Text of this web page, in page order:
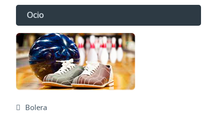
Ocio
Bolera